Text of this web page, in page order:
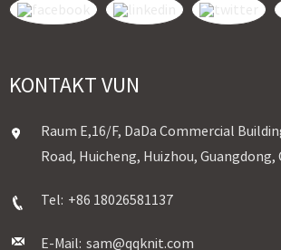
KONTAKT VUN
Raum E,16/F, DaDa Commercial
Road, Huicheng, Huizhou, Guangdong,
Tel: +86 18026581137
E-Mail: sam@qqknit.com